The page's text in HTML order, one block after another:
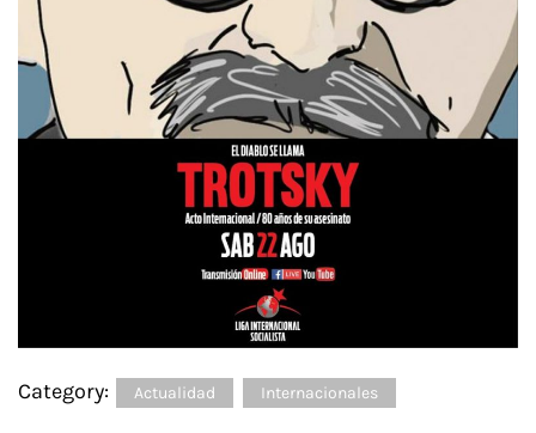
Category: Actualidad Internacionales